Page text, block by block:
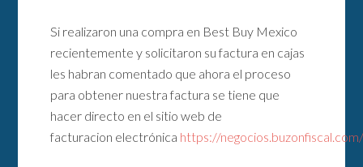
Si realizaron una compra en Best Buy Mexico
recientemente y solicitaron su factura en cajas
les habran comentado que ahora el proceso
para obtener nuestra factura se tiene que
hacer directo en el sitio web de
facturacion electrónica https://